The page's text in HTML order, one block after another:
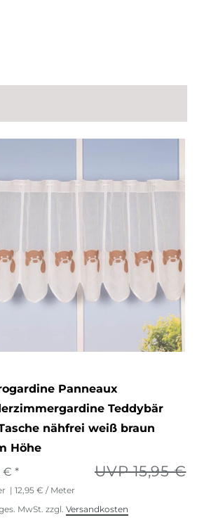
Panneaux
Teddybär
nähfrei weiß braun
Höhe
UVP 15,95 €
€ *
| 12,95 € / Meter
MwSt. zzgl. Versandkosten